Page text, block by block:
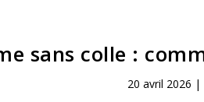
sans colle :
20 avril 2026 |